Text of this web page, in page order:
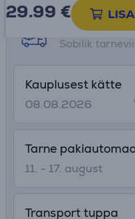
29.99 €
Tarne
Sobilik
Kauplusest kätte
08.08.2026
Tarne
11. - 17. august
Transport tuppa